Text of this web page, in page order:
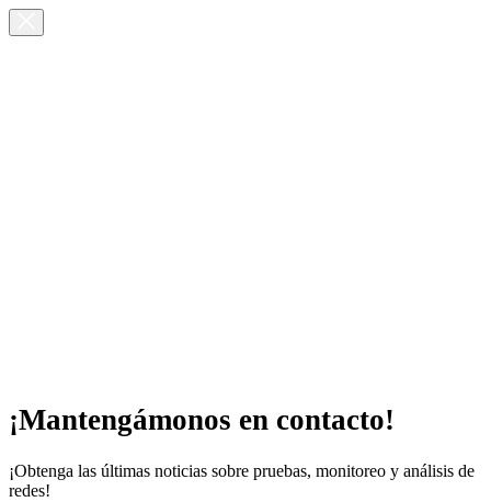
¡Mantengámonos en contacto!
¡Obtenga las últimas noticias sobre pruebas, monitoreo y análisis de
redes!